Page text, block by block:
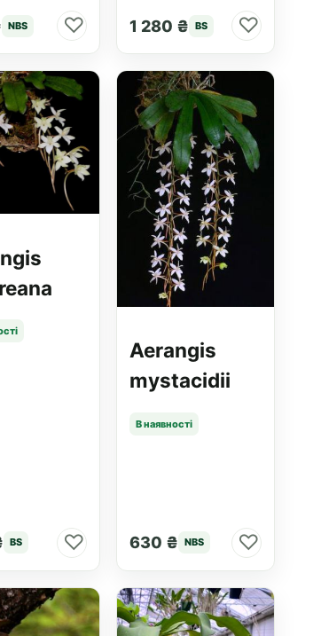
NBS ♡ 1 280 ₴ BS ♡
BS ♡
Aerangis
mystacidii
В наявності
630 ₴ NBS ♡